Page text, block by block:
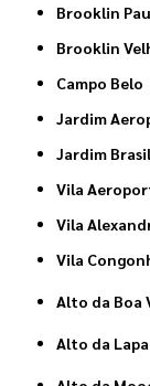
Brooklin
Brooklin
Campo Belo
Jardim
Jardim
Vila
Vila
Vila
Alto da Boa
Alto da Lapa